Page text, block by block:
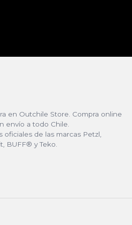
en Outchile Store. Compra online
envío a todo Chile.
de las marcas Petzl,
BUFF® y Teko.